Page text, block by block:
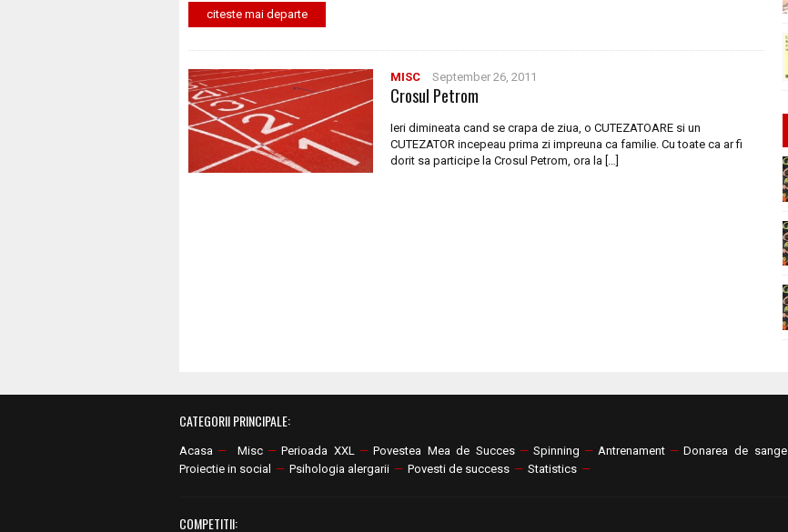
citeste mai departe
MISC September 26, 2011
Crosul Petrom
Ieri dimineata cand se crapa de ziua, o CUTEZATOARE si un
CUTEZATOR incepeau prima zi impreuna ca familie. Cu toate ca ar fi
dorit sa participe la Crosul Petrom, ora la […]
CATEGORII PRINCIPALE:
Acasa — Misc — Perioada XXL — Povestea Mea de Succes — Spinning — Antrenament — Donarea de sange
Proiectie in social
— Psihologia alergarii — Povesti de success — Statistics —
COMPETITII: